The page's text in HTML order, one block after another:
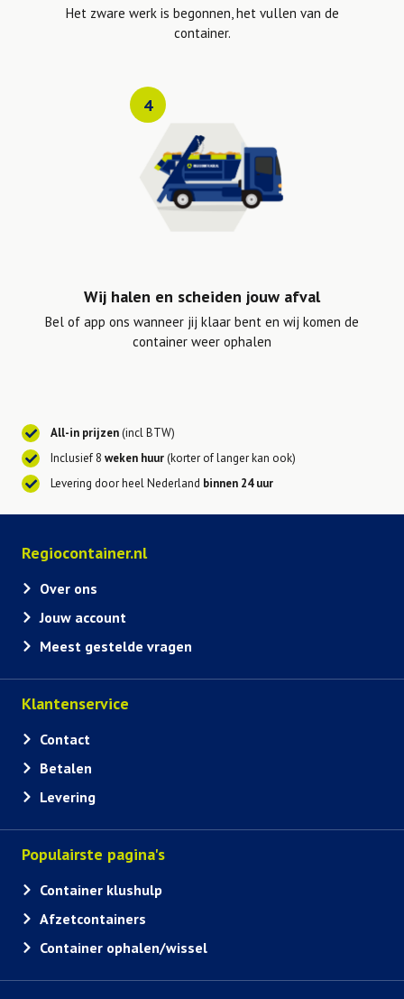
Het zware werk is begonnen, het vullen van de
container.
4
Wij halen en scheiden jouw afval
Bel of app ons wanneer jij klaar bent en wij komen de
container weer ophalen
All-in prijzen(incl BTW)
Inclusief 8 weken huur(korter of langer kan ook)
Levering door heel Nederland binnen 24 uur
Regiocontainer.nl
Over ons
Jouw account
Meest gestelde vragen
Klantenservice
Contact
Betalen
Levering
Populairste pagina's
Container klushulp
Afzetcontainers
Container ophalen/wissel